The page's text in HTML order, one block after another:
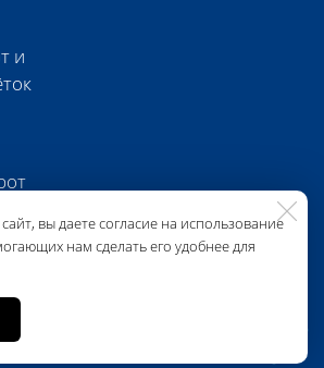
вы даете согласие на использование
нам сделать его удобнее для
и